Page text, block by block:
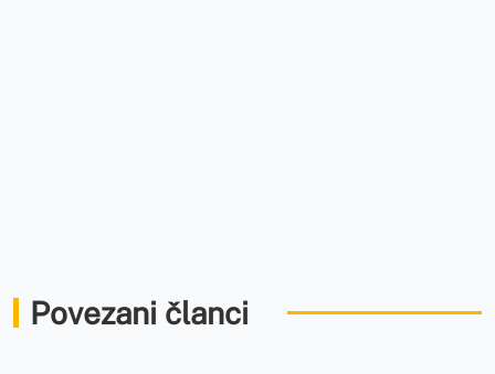
Povezani članci